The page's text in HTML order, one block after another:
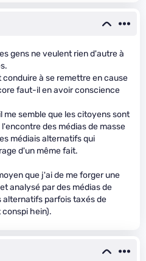
gens ne veulent rien d'autre à
à se remettre en cause
faut-il en avoir conscience
me semble que les citoyens sont
des médias de masse
médiais alternatifs qui
d'un même fait.
que j'ai de me forger une
analysé par des médias de
alternatifs parfois taxés de
hein).